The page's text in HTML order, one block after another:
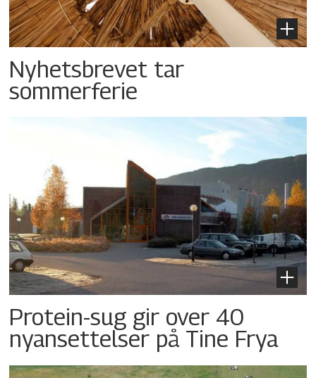
Nyhetsbrevet tar
sommerferie
Protein-sug gir over 40
nyansettelser på Tine Frya